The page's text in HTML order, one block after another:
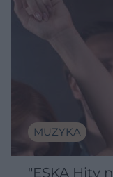
MUZYKA
"ESKA Hity